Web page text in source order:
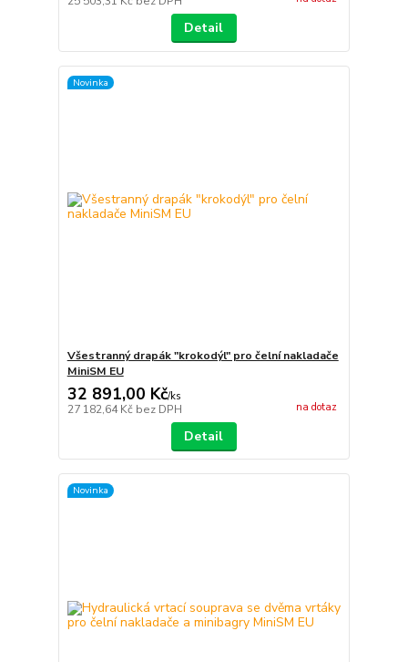
Detail
Novinka
Všestranný drapák "krokodýl" pro čelní nakladače
MiniSM EU
32 891,00 Kč/ks
27 182,64 Kč bez DPH na dotaz
Detail
Novinka